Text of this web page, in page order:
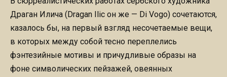
Драган Илича (Dragan Ilic он же — Di Vogo) сочетаются,
казалось бы, на первый взгляд несочетаемые вещи,
в которых между собой тесно переплелись
фэнтезийные мотивы и причудливые образы на
фоне символических пейзажей, овеянных